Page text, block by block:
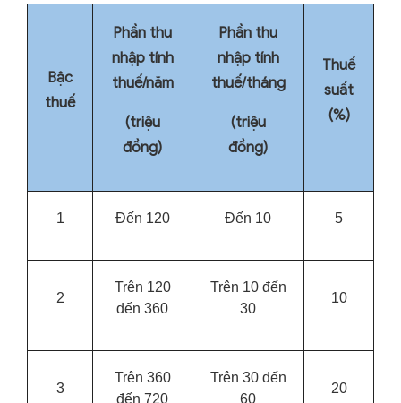
Bậc
thuế
Phần thu
nhập tính
thuế/năm
(triệu
đồng)
Phần thu
nhập tính
thuế/tháng
(triệu
đồng)
Thuế
suất
(%)
1 Đến 120 Đến 10 5
2
Trên 120
đến 360
Trên 10 đến
30
10
3
Trên 360
đến 720
Trên 30 đến
60
20